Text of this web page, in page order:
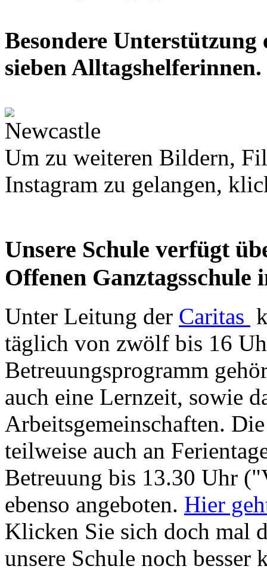
Besondere
sieben Alltagshelferinnen.
Um zu weiteren Bildern,
Instagram zu gelangen,
Unsere Schule verfügt
Offenen
Unter Leitung der Caritas
täglich von zwölf bis 16
Betreuungsprogramm
auch eine Lernzeit, sowie
Arbeitsgemeinschaften.
teilweise auch an
Betreuung bis 13.30 Uhr
ebenso angeboten. Hier
Klicken Sie sich doch mal
unsere Schule noch